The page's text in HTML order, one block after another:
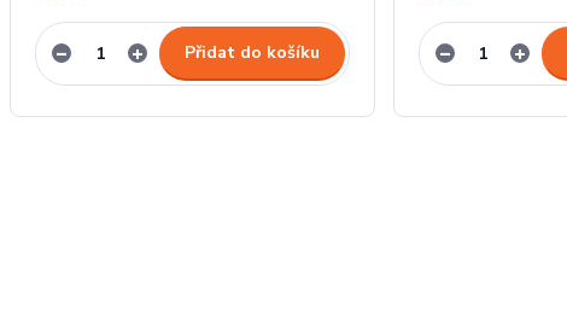
Přidat do košíku